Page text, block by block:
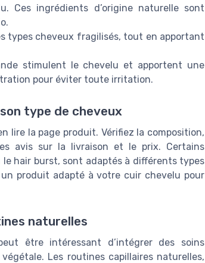
Ces ingrédients d’origine naturelle sont
types cheveux fragilisés, tout en apportant
stimulent le chevelu et apportent une
pour éviter toute irritation.
type de cheveux
lire la page produit. Vérifiez la composition,
avis sur la livraison et le prix. Certains
le hair burst, sont adaptés à différents types
produit adapté à votre cuir chevelu pour
naturelles
être intéressant d’intégrer des soins
Les routines capillaires naturelles,